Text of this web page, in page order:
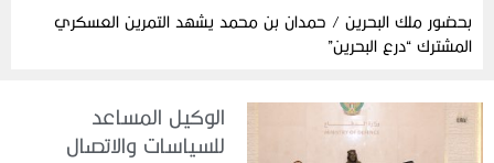
بحضور ملك البحرين / حمدان بن محمد يشهد التمرين العسكري
المشترك “درع البحرين”
الوكيل المساعد
للسياسات والاتصال